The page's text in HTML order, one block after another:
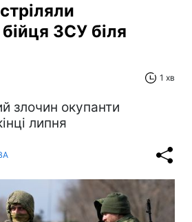
ЗСУ біля
1 хв
злочин окупанти
липня